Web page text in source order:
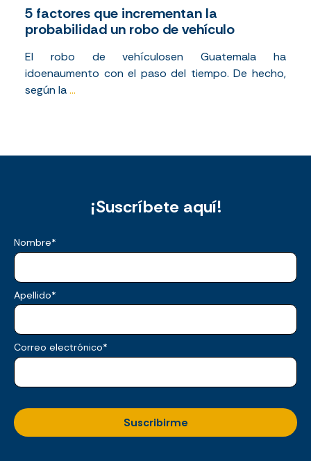
5 factores que incrementan la
probabilidad un robo de vehículo
El robo devehículosen Guatemala ha
idoenaumento conel paso del tiempo. Dehecho,
según la...
¡Suscríbete aquí!
Nombre*
Apellido*
Correo electrónico*